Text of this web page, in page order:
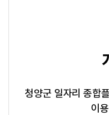
청양군 일자리 종합
이